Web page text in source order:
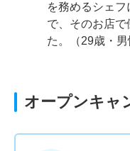
を務めるシェ
で、そのお店
た。（29歳・男
オープンキャ